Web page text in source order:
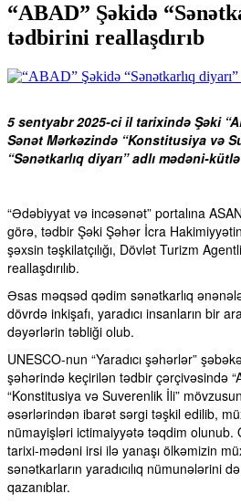
“ABAD” Şəkidə
tədbirini reallaşdırıb
5 sentyabr 2025-ci il tarixində Şəki
Sənət Mərkəzində “Konstitusiya və
“Sənətkarlıq diyarı” adlı mədəni-
“Ədəbiyyat və incəsənət” portalına
görə, tədbir Şəki Şəhər İcra
şəxsin təşkilatçılığı, Dövlət Turizm
reallaşdırılıb.
Əsas məqsəd qədim sənətkarlıq
dövrdə inkişafı, yaradıcı insanların bir
dəyərlərin təbliği olub.
UNESCO-nun “Yaradıcı şəhərlər”
şəhərində keçirilən tədbir çərçivəsində
“Konstitusiya və Suverenlik İli”
əsərlərindən ibarət sərgi təşkil edilib,
nümayişləri ictimaiyyətə təqdim olunub.
tarixi-mədəni irsi ilə yanaşı ölkəmizin
sənətkarların yaradıcılıq nümunələrini
qazanıblar.